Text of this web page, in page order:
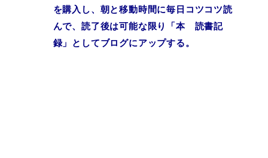
を購入し、朝と移動時間に毎日コツコツ読
んで、読了後は可能な限り「本 読書記
録」としてブログにアップする。